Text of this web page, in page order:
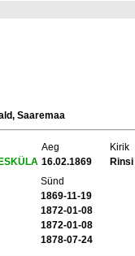
Saaremaa
Aeg
Kirik
16.02.1869
Sünd
1869-11-19
1872-01-08
1872-01-08
1878-07-24